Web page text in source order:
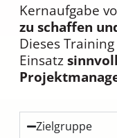
Kernaufgabe
zu schaffen
Dieses
Einsatz
Zielgruppe